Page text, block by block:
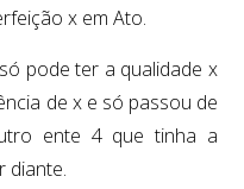
x em Ato.
pode ter a qualidade x
de x e só passou de
ente 4 que tinha a
diante.